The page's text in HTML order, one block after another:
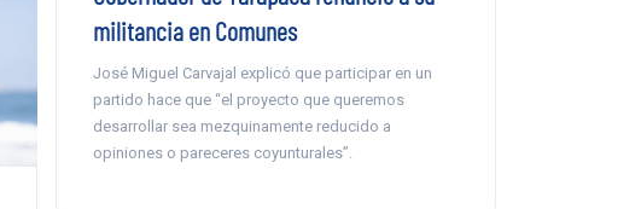
militancia en Comunes
José Miguel Carvajal explicó que participar en un
partido hace que “el proyecto que queremos
desarrollar sea mezquinamente reducido a
opiniones o pareceres coyunturales”.